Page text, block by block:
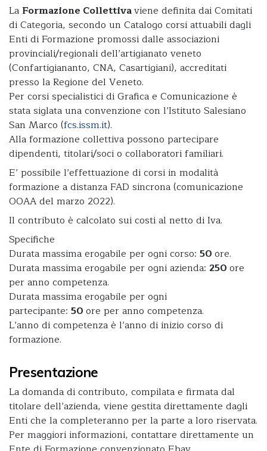
LaFormazione Collettivaviene definita dai Comitati
di Categoria, secondo un Catalogo corsi attuabili dagli
Enti di Formazione promossi dalle associazioni
provinciali/regionali dell’artigianato veneto
(Confartigiananto, CNA, Casartigiani), accreditati
presso la Regione del Veneto.
Per corsi specialistici di Grafica e Comunicazione è
stata siglata una convenzione con l’Istituto Salesiano
San Marco (fcs.issm.it).
Alla formazione collettiva possono partecipare
dipendenti, titolari/soci o collaboratori familiari.
E’ possibile l’effettuazione di corsi in modalità
formazione a distanza FAD sincrona (comunicazione
OOAA del marzo 2022).
Il contributo è calcolato sui costi al netto di Iva.
Specifiche
Durata massima erogabile per ogni corso: 50ore.
Durata massima erogabile per ogni azienda: 250ore
per anno competenza.
Durata massima erogabile per ogni
partecipante: 50ore per anno competenza.
L’anno di competenza è l’anno di inizio corso di
formazione.
Presentazione
La domanda di contributo, compilata e firmata dal
titolare dell’azienda, viene gestita direttamente dagli
Enti che la completeranno per la parte a loro riservata.
Per maggiori informazioni, contattare direttamente un